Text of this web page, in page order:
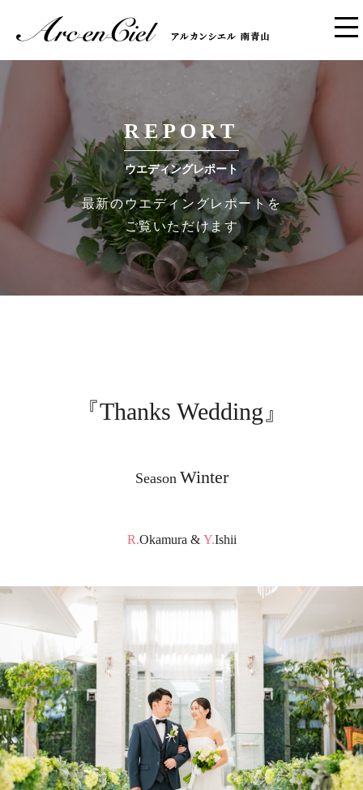
REPORT
ウエディングレポート
最新のウエディングレポートを
ご覧いただけます
『Thanks Wedding』
Season Winter
R.Okamura & Y.Ishii